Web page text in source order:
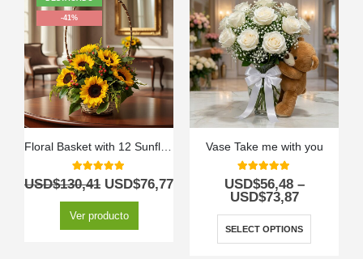
-41%
Floral Basket with 12 Sunflowers
5.00out of 5
USD$130,41 USD$76,77
Ver producto
Vase Take me with you
5.00out of 5
USD$56,48 –
USD$73,87
SELECT OPTIONS